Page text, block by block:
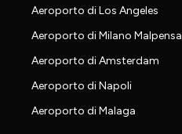
Aeroporto di Los Angeles
Aeroporto di Milano Malpensa
Aeroporto di Amsterdam
Aeroporto di Napoli
Aeroporto di Malaga